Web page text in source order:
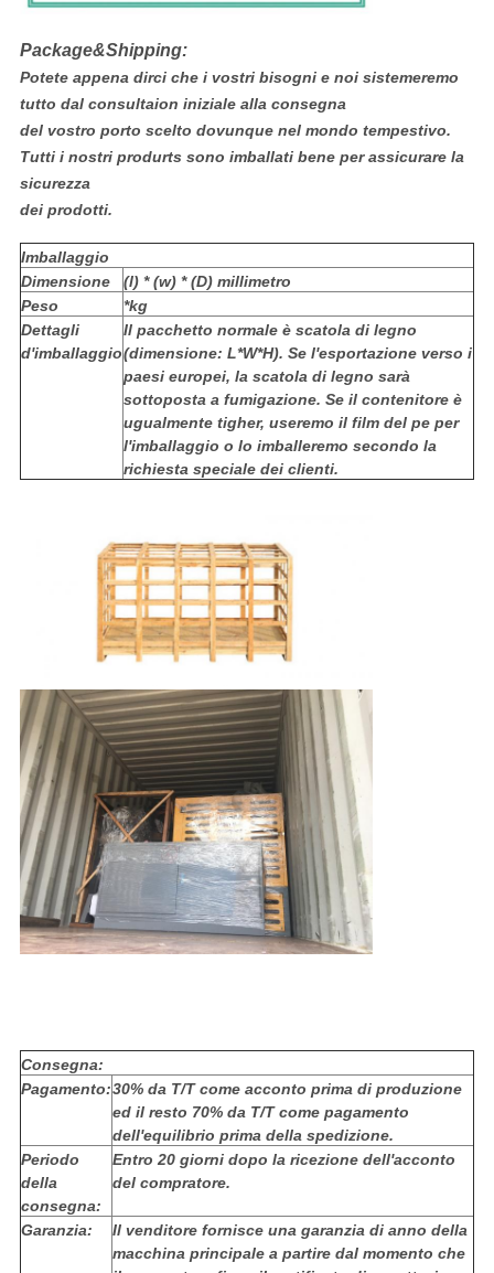
Package&Shipping:
Potete appena dirci che i vostri bisogni e noi sistemeremo
tutto dal consultaion iniziale alla consegna
del vostro porto scelto dovunque nel mondo tempestivo.
Tutti i nostri produrts sono imballati bene per assicurare la
sicurezza
dei prodotti.
Imballaggio
Dimensione
(l) * (w) * (D) millimetro
Peso
*kg
Dettagli
d'imballaggio
Il pacchetto normale è scatola di legno
(dimensione: L*W*H). Se l'esportazione verso i
paesi europei, la scatola di legno sarà
sottoposta a fumigazione. Se il contenitore è
ugualmente tigher, useremo il film del pe per
l'imballaggio o lo imballeremo secondo la
richiesta speciale dei clienti.
Consegna:
Pagamento:30% da T/T come acconto prima di produzione
ed il resto 70% da T/T come pagamento
dell'equilibrio prima della spedizione.
Periodo
della
consegna:
Entro 20 giorni dopo la ricezione dell'acconto
del compratore.
Garanzia:
Il venditore fornisce una garanzia di anno della
macchina principale a partire dal momento che